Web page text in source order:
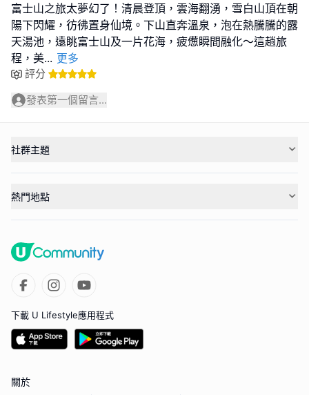
富士山之旅太夢幻了！清晨登頂，雲海翻湧，雪白山頂在朝
陽下閃耀，彷彿置身仙境。下山直奔溫泉，泡在熱騰騰的露
天湯池，遠眺富士山及一片花海，疲憊瞬間融化～這趟旅
程，美... 更多
評分
發表第一個留言...
社群主題
熱門地點
下載 U Lifestyle應用程式
關於